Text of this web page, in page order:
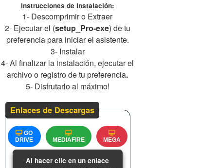
Instrucciones de Instalación:
1- Descomprimir o Extraer
2- Ejecutar el (setup_Pro-exe) de tu
preferencia para iniciar el asistente.
3- Instalar
4- Al finalizar la instalación, ejecutar el
archivo o registro de tu preferencia.
5- Disfrutarlo al máximo!
Enlaces de Descargas
GO
DRIVE
MEDIAFIRE MEGA
Al hacer clic en un enlace